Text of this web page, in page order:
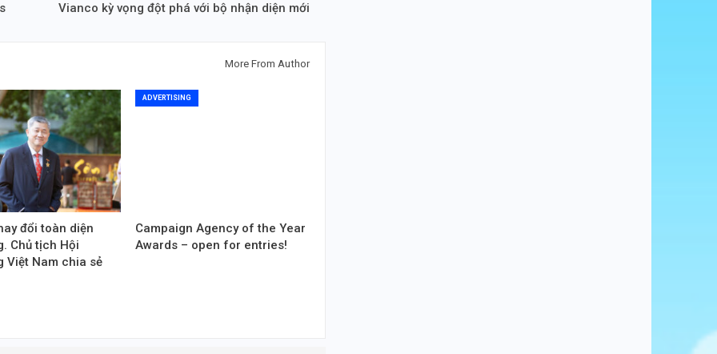
Vianco kỳ vọng đột phá với bộ nhận diện mới
More From Author
đổi toàn diện
Chủ tịch Hội
Việt Nam chia sẻ
ADVERTISING
Campaign Agency of the Year
Awards – open for entries!